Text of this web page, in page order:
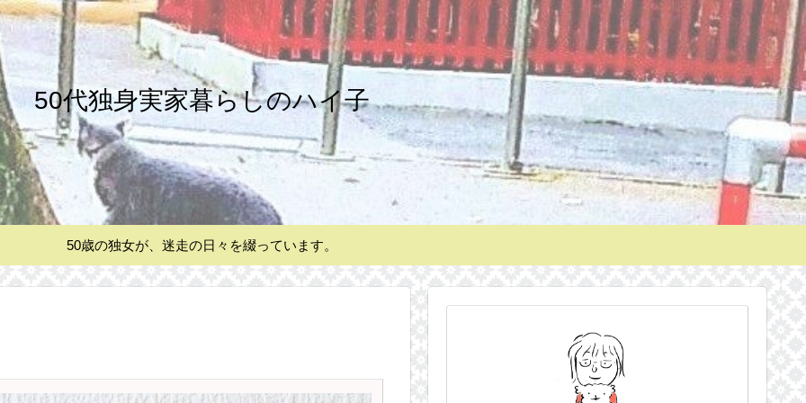
50代独身実家暮らしのハイ子
50歳の独女が、迷走の日々を綴っています。